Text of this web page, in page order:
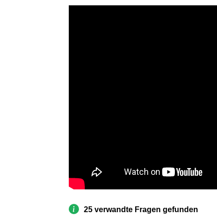
25 verwandte Fragen gefunden